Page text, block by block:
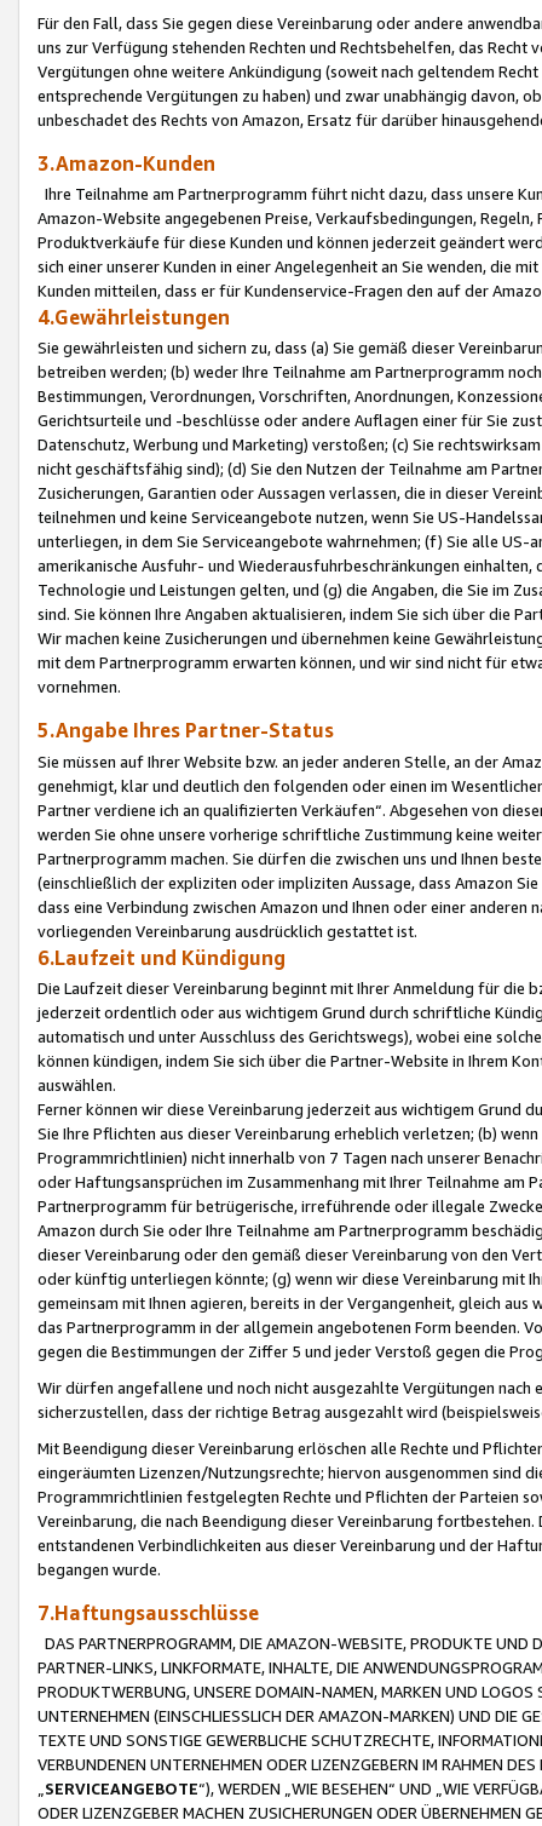
Für den Fall, dass Sie gegen diese Vereinbarung oder andere
uns zur Verfügung stehenden Rechten und Rechtsbehelfen, das
Vergütungen ohne weitere Ankündigung (soweit nach geltendem
entsprechende Vergütungen zu haben) und zwar unabhängig davon,
unbeschadet des Rechts von Amazon, Ersatz für darüber
3.Amazon-Kunden
Ihre Teilnahme am Partnerprogramm führt nicht dazu, dass unsere
Amazon-Website angegebenen Preise, Verkaufsbedingungen,
Produktverkäufe für diese Kunden und können jederzeit geändert
sich einer unserer Kunden in einer Angelegenheit an Sie wenden, die
Kunden mitteilen, dass er für Kundenservice-Fragen den auf der
4.Gewährleistungen
Sie gewährleisten und sichern zu, dass (a) Sie gemäß dieser
betreiben werden; (b) weder Ihre Teilnahme am Partnerprogramm
Bestimmungen, Verordnungen, Vorschriften, Anordnungen,
Gerichtsurteile und -beschlüsse oder andere Auflagen einer für Sie
Datenschutz, Werbung und Marketing) verstoßen; (c) Sie
nicht geschäftsfähig sind); (d) Sie den Nutzen der Teilnahme am
Zusicherungen, Garantien oder Aussagen verlassen, die in dieser
teilnehmen und keine Serviceangebote nutzen, wenn Sie US-
unterliegen, in dem Sie Serviceangebote wahrnehmen; (f) Sie alle
amerikanische Ausfuhr- und Wiederausfuhrbeschränkungen
Technologie und Leistungen gelten, und (g) die Angaben, die Sie im
sind. Sie können Ihre Angaben aktualisieren, indem Sie sich über die
Wir machen keine Zusicherungen und übernehmen keine
mit dem Partnerprogramm erwarten können, und wir sind nicht für
vornehmen.
5.Angabe Ihres Partner-Status
Sie müssen auf Ihrer Website bzw. an jeder anderen Stelle, an der
genehmigt, klar und deutlich den folgenden oder einen im
Partner verdiene ich an qualifizierten Verkäufen“. Abgesehen von
werden Sie ohne unsere vorherige schriftliche Zustimmung keine
Partnerprogramm machen. Sie dürfen die zwischen uns und Ihnen
(einschließlich der expliziten oder impliziten Aussage, dass Amazon
dass eine Verbindung zwischen Amazon und Ihnen oder einer
vorliegenden Vereinbarung ausdrücklich gestattet ist.
6.Laufzeit und Kündigung
Die Laufzeit dieser Vereinbarung beginnt mit Ihrer Anmeldung für die
jederzeit ordentlich oder aus wichtigem Grund durch schriftliche
automatisch und unter Ausschluss des Gerichtswegs), wobei eine
können kündigen, indem Sie sich über die Partner-Website in Ihrem
auswählen.
Ferner können wir diese Vereinbarung jederzeit aus wichtigem Grund
Sie Ihre Pflichten aus dieser Vereinbarung erheblich verletzen; (b)
Programmrichtlinien) nicht innerhalb von 7 Tagen nach unserer
oder Haftungsansprüchen im Zusammenhang mit Ihrer Teilnahme am
Partnerprogramm für betrügerische, irreführende oder illegale
Amazon durch Sie oder Ihre Teilnahme am Partnerprogramm
dieser Vereinbarung oder den gemäß dieser Vereinbarung von den
oder künftig unterliegen könnte; (g) wenn wir diese Vereinbarung mit
gemeinsam mit Ihnen agieren, bereits in der Vergangenheit, gleich
das Partnerprogramm in der allgemein angebotenen Form beenden.
gegen die Bestimmungen der Ziffer 5 und jeder Verstoß gegen die
Wir dürfen angefallene und noch nicht ausgezahlte Vergütungen
sicherzustellen, dass der richtige Betrag ausgezahlt wird
Mit Beendigung dieser Vereinbarung erlöschen alle Rechte und
eingeräumten Lizenzen/Nutzungsrechte; hiervon ausgenommen sind
Programmrichtlinien festgelegten Rechte und Pflichten der Parteien
Vereinbarung, die nach Beendigung dieser Vereinbarung
entstandenen Verbindlichkeiten aus dieser Vereinbarung und der
begangen wurde.
7.Haftungsausschlüsse
DAS PARTNERPROGRAMM, DIE AMAZON-WEBSITE, PRODUKTE UND
PARTNER-LINKS, LINKFORMATE, INHALTE, DIE
PRODUKTWERBUNG, UNSERE DOMAIN-NAMEN, MARKEN UND
UNTERNEHMEN (EINSCHLIESSLICH DER AMAZON-MARKEN) UND DIE
TEXTE UND SONSTIGE GEWERBLICHE SCHUTZRECHTE,
VERBUNDENEN UNTERNEHMEN ODER LIZENZGEBERN IM RAHMEN
SERVICEANGEBOTE“), WERDEN „WIE BESEHEN“ UND „WIE
ODER LIZENZGEBER MACHEN ZUSICHERUNGEN ODER ÜBERNEHMEN